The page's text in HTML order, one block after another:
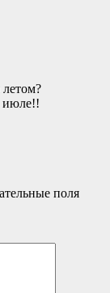
июле!!
поля